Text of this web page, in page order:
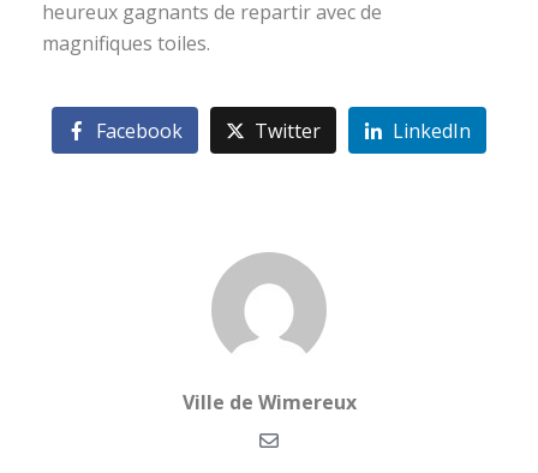
heureux gagnants de repartir avec de
magnifiques toiles.
Facebook Twitter LinkedIn
Ville de Wimereux